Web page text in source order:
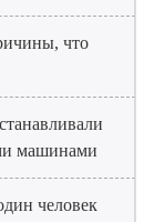
что
машинами
человек